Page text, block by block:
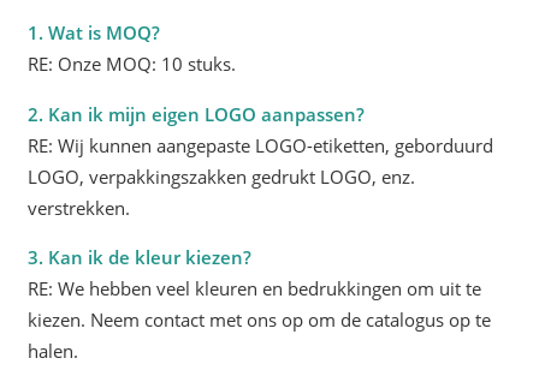
1. Wat is MOQ?
RE: Onze MOQ: 10 stuks.
2. Kan ik mijn eigen LOGO aanpassen?
RE: Wij kunnen aangepaste LOGO-etiketten, geborduurd
LOGO, verpakkingszakken gedrukt LOGO, enz.
verstrekken.
3. Kan ik de kleur kiezen?
RE: We hebben veel kleuren en bedrukkingen om uit te
kiezen. Neem contact met ons op om de catalogus op te
halen.